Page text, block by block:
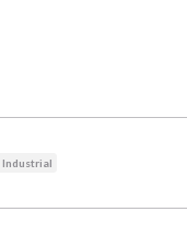
Industrial